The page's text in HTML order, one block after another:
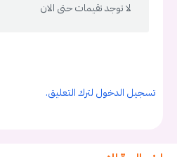
لا توجد تقيمات حتى الان
تسجيل الدخول لترك التعليق.